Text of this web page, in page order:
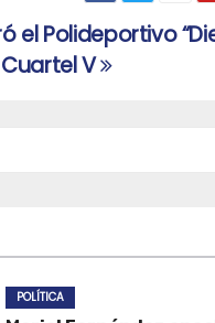
el Polideportivo
V
POLÍTICA